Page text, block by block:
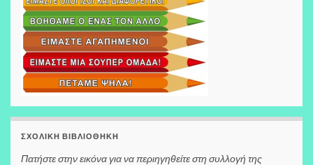
ΣΧΟΛΙΚΉ ΒΙΒΛΙΟΘΉΚΗ
Πατήστε στην εικόνα για να περιηγηθείτε στη συλλογή της